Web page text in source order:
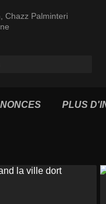
, Chazz Palminteri
PLUS